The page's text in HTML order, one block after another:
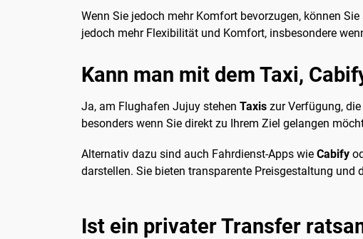
Wenn Sie jedoch mehr Komfort bevorzugen, können
jedoch mehr Flexibilität und Komfort, insbesondere
Kann man mit dem Taxi,
Ja, am Flughafen Jujuy stehen Taxis zur Verfügung,
besonders wenn Sie direkt zu Ihrem Ziel gelangen
Alternativ dazu sind auch Fahrdienst-Apps wie Cabify
darstellen. Sie bieten transparente Preisgestaltung und
Ist ein privater Transfer